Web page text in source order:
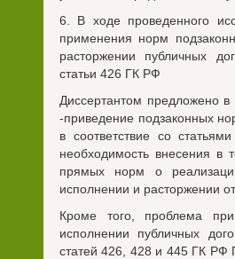
6. В ходе проведенного
применения норм
расторжении публичных
статьи 426 ГК РФ
Диссертантом предложено
-приведение подзаконных
в соответствие со
необходимость внесения в
прямых норм о
исполнении и расторжении
Кроме того, проблема
исполнении публичных
статей 426, 428 и 445 ГК РФ